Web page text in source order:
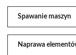
Spawanie maszyn
Naprawa